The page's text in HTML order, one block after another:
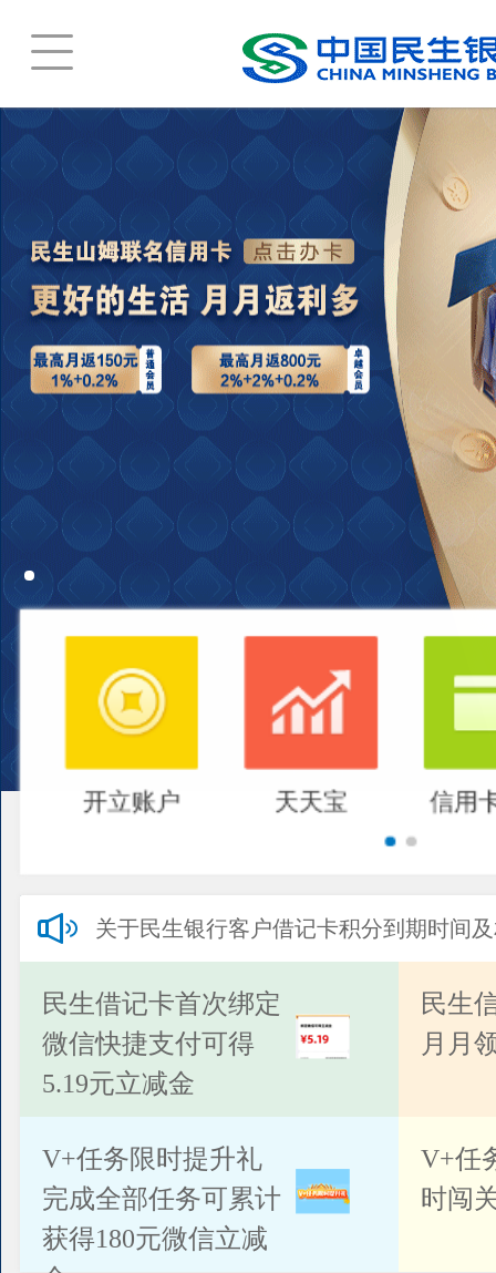
开立账户 天天宝 信用
关于民生银行客户借记卡积分到期时间
公告
民生借记卡首次绑定
微信快捷支付可得
5.19元立减金
民生
月月
V+任务限时提升礼
完成全部任务可累计
获得180元微信立减
V+任
时闯